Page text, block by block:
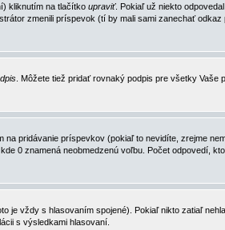
kliknutím na tlačítko upraviť. Pokiaľ už niekto
zmenili príspevok (tí by mali sami zanechať odkaz
. Môžete tiež pridať rovnaký podpis pre všetky
na pridávanie príspevkov (pokiaľ to nevidíte, zrejme
0 znamená neobmedzenú voľbu. Počet odpovedí,
je vždy s hlasovaním spojené). Pokiaľ nikto zatiaľ
s výsledkami hlasovaní.